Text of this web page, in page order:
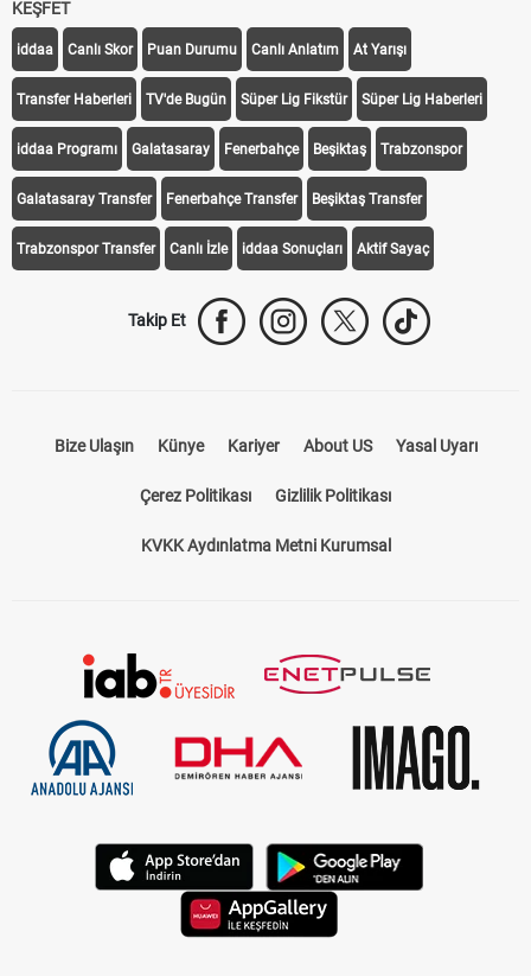
iddaa Canlı Skor Puan Durumu Canlı Anlatım At Yarışı
Transfer Haberleri TV'de Bugün Süper Lig Fikstür Süper Lig Haberleri
iddaa Programı Galatasaray Fenerbahçe Beşiktaş Trabzonspor
Galatasaray Transfer Fenerbahçe Transfer Beşiktaş Transfer
Trabzonspor Transfer Canlı İzle iddaa Sonuçları Aktif Sayaç